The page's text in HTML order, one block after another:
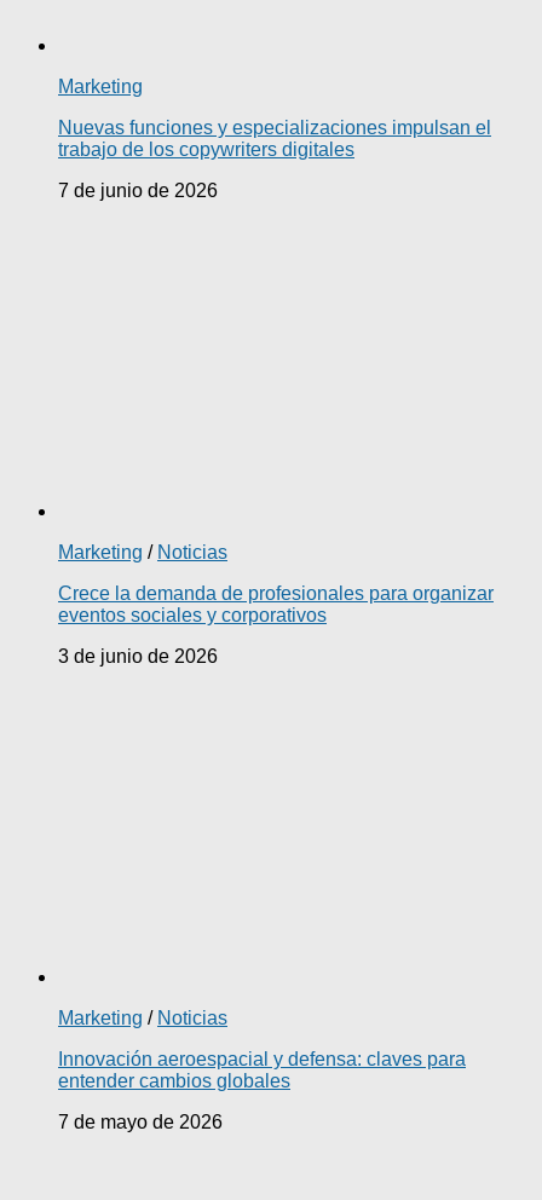
Marketing
Nuevas funciones y especializaciones impulsan el
trabajo de los copywriters digitales
7 de junio de 2026
Marketing / Noticias
Crece la demanda de profesionales para organizar
eventos sociales y corporativos
3 de junio de 2026
Marketing / Noticias
Innovación aeroespacial y defensa: claves para
entender cambios globales
7 de mayo de 2026